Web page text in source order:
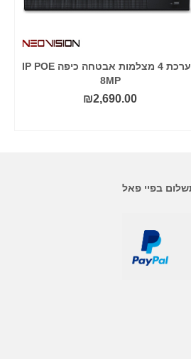
מערכת 4 מצלמות אבטחה כיפה IP POE
8MP
₪2,690.00
בפיי פאל